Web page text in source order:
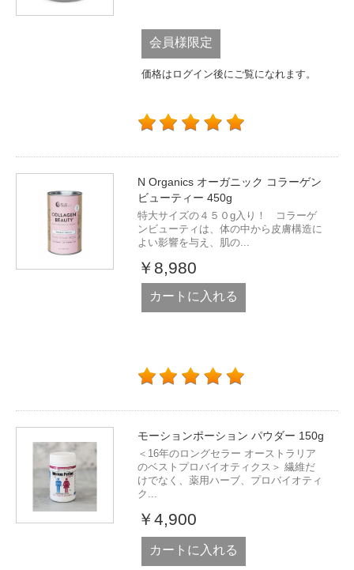
会員様限定
価格はログイン後にご覧になれます。
N Organics オーガニック コラーゲン
ビューティー 450g
特大サイズの４５０g入り！ コラーゲ
ンビューティは、体の中から皮膚構造に
よい影響を与え、肌の...
￥8,980
カートに入れる
モーションポーション パウダー 150g
＜16年のロングセラー オーストラリア
のベストプロバイオティクス＞ 繊維だ
けでなく、薬用ハーブ、プロバイオティ
ク...
￥4,900
カートに入れる